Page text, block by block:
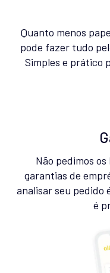
Quanto menos
pode fazer tudo
Simples e prático
Não pedimos
garantias de
analisar seu pedido
é